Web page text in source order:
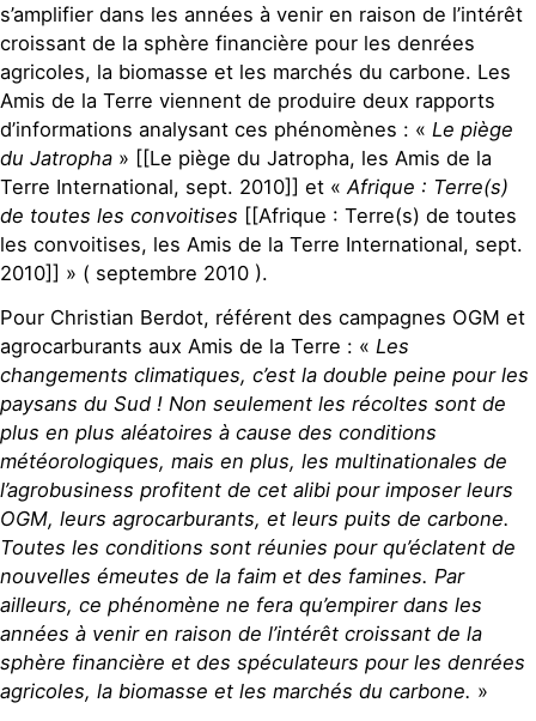
s’amplifier dans les années à venir en raison de l’intérêt
croissant de la sphère financière pour les denrées
agricoles, la biomasse et les marchés du carbone. Les
Amis de la Terre viennent de produire deux rapports
d’informations analysant ces phénomènes : « Le piège
du Jatropha » [[Le piège du Jatropha, les Amis de la
Terre International, sept. 2010]] et «Afrique : Terre(s)
de toutes les convoitises [[Afrique : Terre(s) de toutes
les convoitises, les Amis de la Terre International, sept.
2010]] » ( septembre 2010 ).
Pour Christian Berdot, référent des campagnes OGM et
agrocarburants aux Amis de la Terre : « Les
changements climatiques, c’est la double peine pour les
paysans du Sud ! Non seulement les récoltes sont de
plus en plus aléatoires à cause des conditions
météorologiques, mais en plus, les multinationales de
l’agrobusiness profitent de cet alibi pour imposer leurs
OGM, leurs agrocarburants, et leurs puits de carbone.
Toutes les conditions sont réunies pour qu’éclatent de
nouvelles émeutes de la faim et des famines. Par
ailleurs, ce phénomène ne fera qu’empirer dans les
années à venir en raison de l’intérêt croissant de la
sphère financière et des spéculateurs pour les denrées
agricoles, la biomasse et les marchés du carbone. »